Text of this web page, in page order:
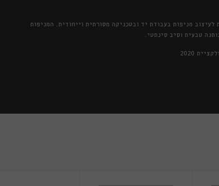
מניפות בעבודת יד ובטכניקה מסורתית וייחודית. המניפות
טבעית וסיב סינתטי.